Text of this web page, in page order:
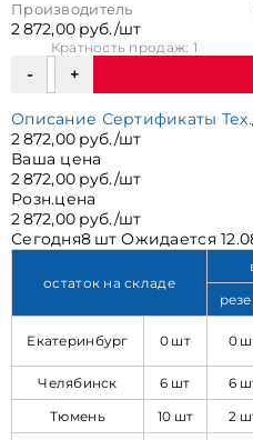
Производитель
2 872,00 руб./шт
Кратность продаж: 1
Описание Сертификаты
2 872,00 руб./шт
Ваша цена
2 872,00 руб./шт
Розн.цена
2 872,00 руб./шт
Сегодня8 шт Ожидается
остаток на складе
Екатеринбург 0 шт 0
Челябинск
6 шт 6
Тюмень
10 шт 2